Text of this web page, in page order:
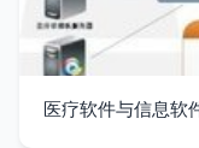
医疗软件与信息软